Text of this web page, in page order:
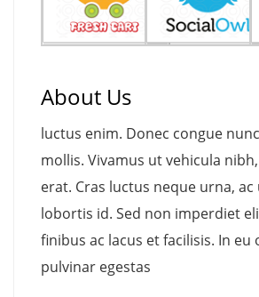
About Us
luctus enim. Donec congue
mollis. Vivamus ut vehicula
erat. Cras luctus neque urna,
lobortis id. Sed non imperdiet
finibus ac lacus et facilisis. In eu
pulvinar egestas